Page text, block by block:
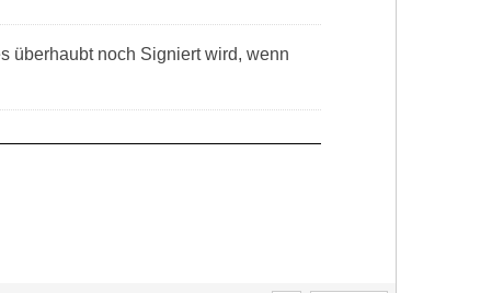
überhaubt noch Signiert wird, wenn